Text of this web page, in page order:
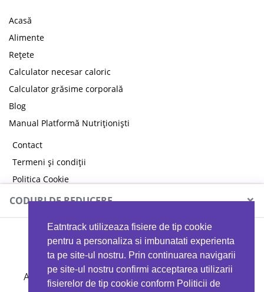
Eatntrack utilizeaza fisiere de tip cookie
pentru a personaliza si imbunatati experienta
ta pe site-ul nostru. Prin continuarea navigarii
pe site-ul nostru confirmi acceptarea utilizarii
fisierelor de tip cookie conform Politicii de
Acasă
Alimente
Rețete
Calculator necesar caloric
Calculator grăsime corporală
Blog
Manual Platformă Nutriționiști
Contact
Termeni și condiții
Politica Cookie
Politica de confidențialitate
CODURI DE REDUCERE ×
MYPROTEIN
Ai 40%reducere la orice comandă folosind codul